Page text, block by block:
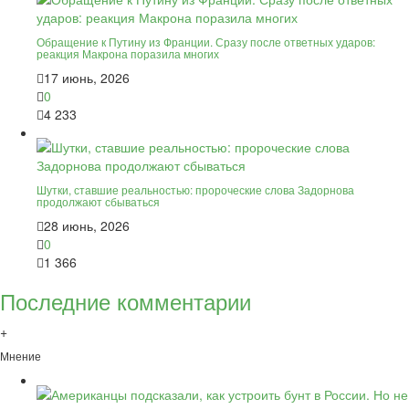
Обращение к Путину из Франции. Сразу после ответных ударов:
реакция Макрона поразила многих
17 июнь, 2026
0
4 233
Шутки, ставшие реальностью: пророческие слова Задорнова
продолжают сбываться
28 июнь, 2026
0
1 366
Последние комментарии
+
Мнение